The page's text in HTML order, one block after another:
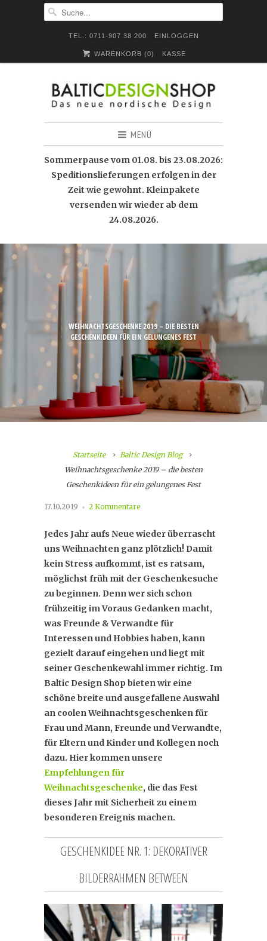
TEL.: 0711-907 38 200 EINLOGGEN
WARENKORB (0) KASSE
MENÜ
Sommerpause vom 01.08. bis 23.08.2026:
Speditionslieferungen erfolgen in der
Zeit wie gewohnt. Kleinpakete
versenden wir wieder ab dem
24.08.2026.
WEIHNACHTSGESCHENKE 2019 – DIE BESTEN
GESCHENKIDEEN FÜR EIN GELUNGENES FEST
Startseite
Baltic Design Blog
Weihnachtsgeschenke 2019 – die besten
Geschenkideen für ein gelungenes Fest
17.10.2019 2 Kommentare
Jedes Jahr aufs Neue wieder überrascht
uns Weihnachten ganz plötzlich! Damit
kein Stress aufkommt, ist es ratsam,
möglichst früh mit der Geschenkesuche
zu beginnen. Denn wer sich schon
frühzeitig im Voraus Gedanken macht,
was Freunde & Verwandte für
Interessen und Hobbies haben, kann
gezielt darauf eingehen und liegt mit
seiner Geschenkewahl immer richtig. Im
Baltic Design Shop bieten wir eine
schöne breite und ausgefallene Auswahl
an coolen Weihnachtsgeschenken für
Frau und Mann, Freunde und Verwandte,
für Eltern und Kinder und Kollegen noch
dazu. Hier kommen unsere
Empfehlungen für
Weihnachtsgeschenke, die das Fest
dieses Jahr mit Sicherheit zu einem
besonderen Ereignis machen.
GESCHENKIDEE NR. 1: DEKORATIVER
BILDERRAHMEN BETWEEN